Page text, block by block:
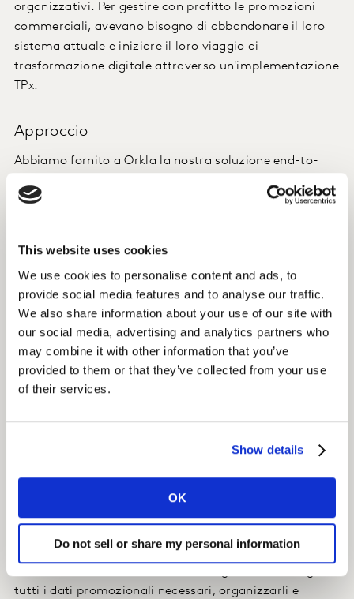
This website uses cookies
We use cookies to personalise content and ads, to
provide social media features and to analyse our traffic.
We also share information about your use of our site with
our social media, advertising and analytics partners who
may combine it with other information that you’ve
provided to them or that they’ve collected from your use
of their services.
Show details
OK
Do not sell or share my personal information
organizzativi. Per gestire con profitto le promozioni
commerciali, avevano bisogno di abbandonare il loro
sistema attuale e iniziare il loro viaggio di
trasformazione digitale attraverso un'implementazione
TPx.
Approccio
Abbiamo fornito a Orkla la nostra soluzione end-to-
commerciali per fungere da motore centrale del loro
paesi.
La previsione automatizzata delle vendite è supportata
da un motore di apprendimento automatico, che può
fornire previsioni affidabili sulle vendite future -
compresi gli acquisti in avanti, il calo delle promozioni
e la cannibalizzazione - sotto specifiche strategie ed
eventi promozionali.
delle aziende svedesi e norvegesi di Orkla e per
semplificare e sostenere il processo promozionale
Insight
tutti i dati promozionali necessari, organizzarli e